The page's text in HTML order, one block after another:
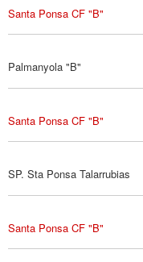
Santa Ponsa CF "B"
Palmanyola "B"
Santa Ponsa CF "B"
SP. Sta Ponsa Talarrubias
Santa Ponsa CF "B"